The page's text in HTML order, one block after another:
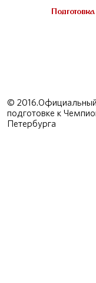
©
подготовке к
Петербурга